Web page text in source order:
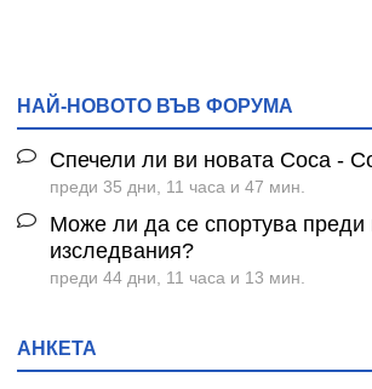
НАЙ-НОВОТО ВЪВ ФОРУМА
Спечели ли ви новата Coca -
преди 35 дни, 11 часа и 47 мин.
Може ли да се спортува преди
изследвания?
преди 44 дни, 11 часа и 13 мин.
АНКЕТА